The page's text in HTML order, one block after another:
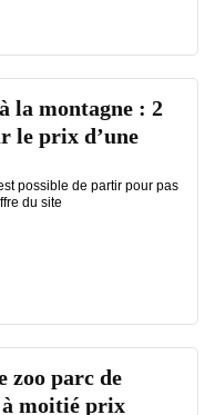
la montagne : 2
le prix d’une
possible de partir pour pas
du site
zoo parc de
moitié prix